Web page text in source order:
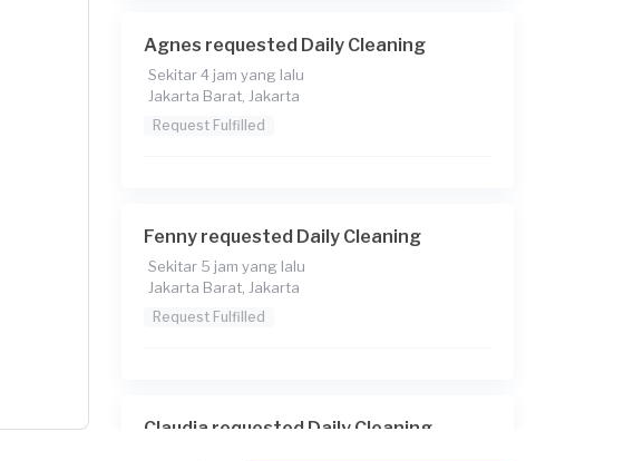
Agnes requested Daily Cleaning
Sekitar 4 jam yang lalu
Jakarta Barat, Jakarta
Request Fulfilled
Fenny requested Daily Cleaning
Sekitar 5 jam yang lalu
Jakarta Barat, Jakarta
Request Fulfilled
Claudia requested Daily Cleaning